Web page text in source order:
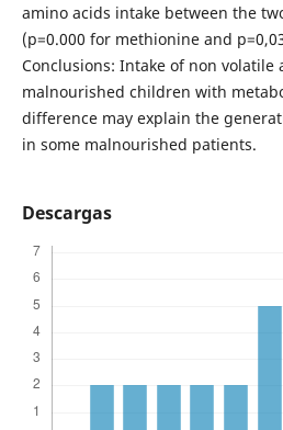
amino acids intake between the
(p=0.000 for methionine and
Conclusions: Intake of non
malnourished children with
difference may explain the
in some malnourished patients.
Descargas